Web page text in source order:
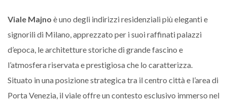
Viale Majno è uno degli indirizzi residenziali più eleganti e
signorili di Milano, apprezzato per i suoi raffinati palazzi
d’epoca, le architetture storiche di grande fascino e
l’atmosfera riservata e prestigiosa che lo caratterizza.
Situato in una posizione strategica tra il centro città e l’area di
Porta Venezia, il viale offre un contesto esclusivo immerso nel